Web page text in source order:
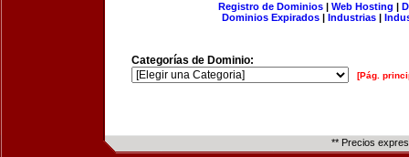
Registro de Dominios| Web Hosting |
Dominios Expirados | Industrias |
Categorías de Dominio:
[Pág.
** Precios